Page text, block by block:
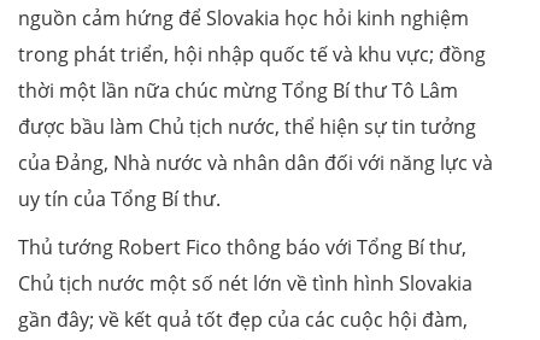
nguồn cảm hứng để Slovakia học hỏi kinh nghiệm
trong phát triển, hội nhập quốc tế và khu vực; đồng
thời một lần nữa chúc mừng Tổng Bí thư Tô Lâm
được bầu làm Chủ tịch nước, thể hiện sự tin tưởng
của Đảng, Nhà nước và nhân dân đối với năng lực và
uy tín của Tổng Bí thư.
Thủ tướng Robert Fico thông báo với Tổng Bí thư,
Chủ tịch nước một số nét lớn về tình hình Slovakia
gần đây; về kết quả tốt đẹp của các cuộc hội đàm,